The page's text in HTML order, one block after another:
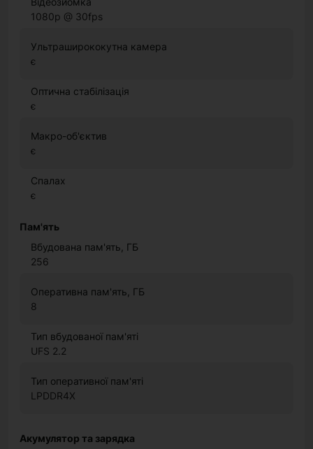
1080p @ 30fps
Ультраширококутна камера
є
Оптична стабілізація
є
Макро-об'єктив
є
Спалах
є
Пам'ять
Вбудована пам'ять, ГБ
256
Оперативна пам'ять, ГБ
8
Тип вбудованої пам'яті
UFS 2.2
Тип оперативної пам'яті
LPDDR4X
Акумулятор та зарядка